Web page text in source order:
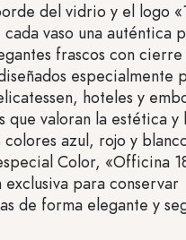
del vidrio y el logo
vaso una auténtica
frascos con
especialmente
hoteles y
que valoran la estética y
azul, rojo y
Color, «Officina
para conservar
de forma elegante y